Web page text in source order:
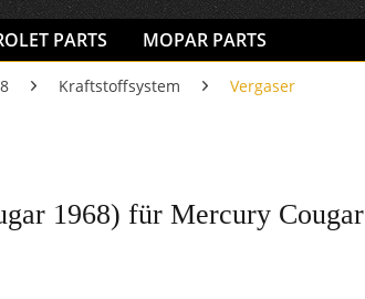
PARTS MOPAR PARTS
Kraftstoffsystem Vergaser
1968) für Mercury Cougar